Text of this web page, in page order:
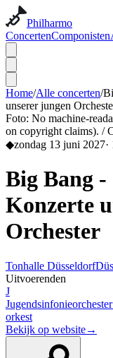
Philharmo
ConcertenComponisten
Home/Alle concerten/
unserer jungen
Foto: No machine-
on copyright claims). /
◆zondag 13 juni 2027·
Big Bang -
Konzerte
Orchester
Tonhalle Düsseldorf
Uitvoerenden
J
orkest
Bekijk op website→